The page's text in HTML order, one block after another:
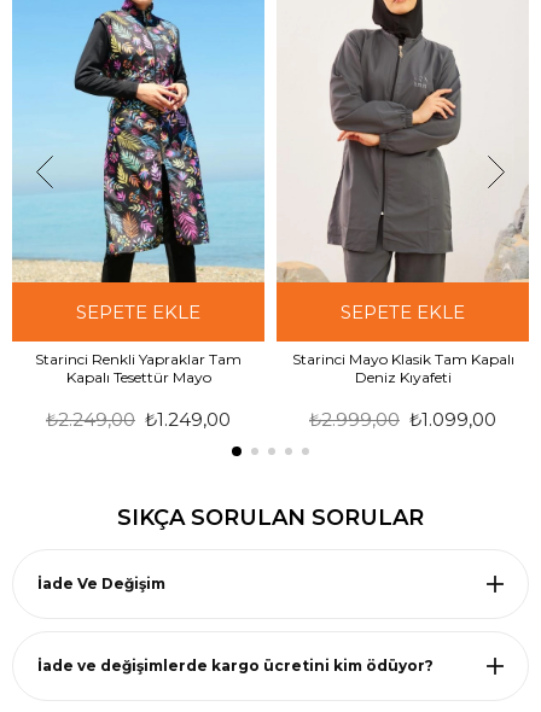
SEPETE EKLE
Starinci Renkli Yapraklar Tam
Kapalı Tesettür Mayo
₺1.249,00
₺2.249,00
SEPETE EKLE
Starinci Mayo Klasik Tam Kapalı
Deniz Kıyafeti
₺1.099,00
₺2.999,00
SIKÇA SORULAN SORULAR
İade Ve Değişim
İade ve değişimlerde kargo ücretini kim ödüyor?